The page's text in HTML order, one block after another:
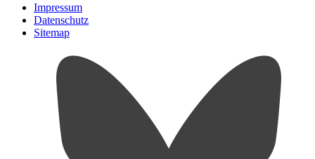
Impressum
Datenschutz
Sitemap